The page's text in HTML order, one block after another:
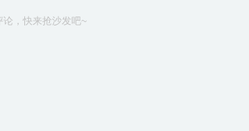
论，快来抢沙发吧~